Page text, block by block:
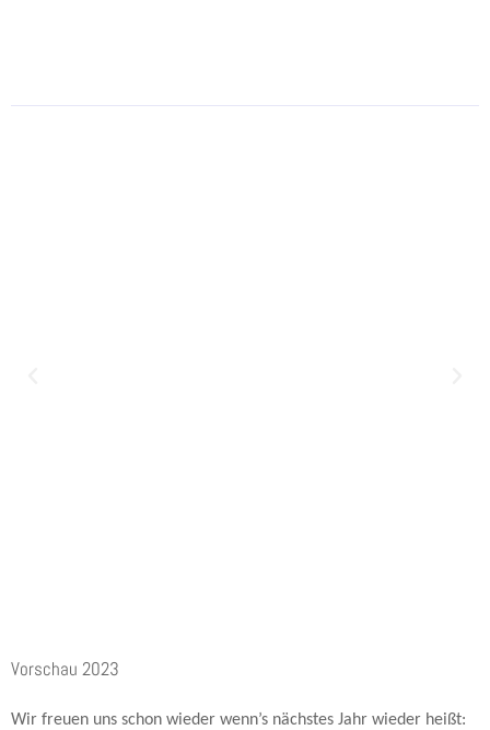
Vorschau 2023
Wir freuen uns schon wieder wenn’s nächstes Jahr wieder heißt: